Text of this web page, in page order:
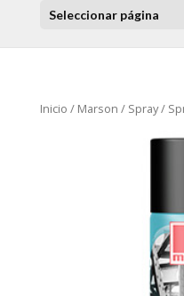
Seleccionar página
Inicio / Marson / Spray/